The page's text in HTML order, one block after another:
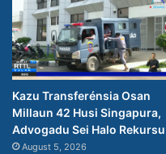
Kazu Transferénsia Osan
Millaun 42 Husi Singapura,
Advogadu Sei Halo Rekursu
August 5, 2026